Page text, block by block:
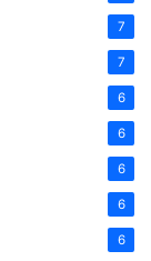
7
7
6
6
6
6
6